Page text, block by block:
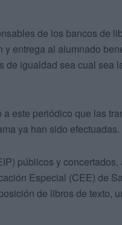
de los bancos de
entrega al alumnado
igualdad sea cual sea
este periódico que las
ya han sido efectuadas.
públicos y concertados,
Especial (CEE) de
de libros de texto,